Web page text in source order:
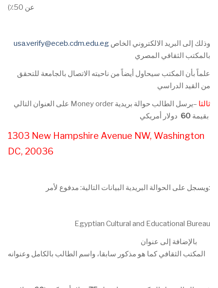
عن 50٪)
usa.verify@eceb.cdm.edu.eg
بالمكتب الثقافي المصري
علماً بأن المكتب سيحاول أيضاً من ناحيته الاتصال بالجامعة للتحقق
من القيد الدراسي
على العنوان التالي Money order ثالثا –يرسل الطالب حوالة بريدية
بقيمة 60
1303 New Hampshire Avenue NW, Washington
DC, 20036
ويسجل على الحوالة البريدية البيانات التالية: مدفوع لأمر:
Egyptian Cultural and Educational Bureau